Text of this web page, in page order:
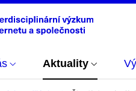
Aktuality